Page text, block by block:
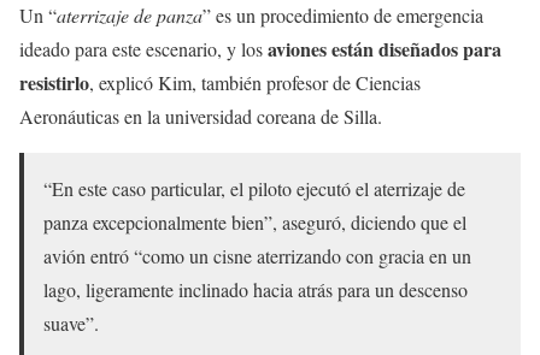
Un “aterrizaje de panza” es un procedimiento de emergencia
ideado para este escenario, y losaviones están diseñados para
resistirlo, explicó Kim, también profesor de Ciencias
Aeronáuticas en la universidad coreana de Silla.
“En este caso particular, el piloto ejecutó el aterrizaje de
panza excepcionalmente bien”, aseguró, diciendo que el
avión entró “como un cisne aterrizando con gracia en un
lago, ligeramente inclinado hacia atrás para un descenso
suave”.